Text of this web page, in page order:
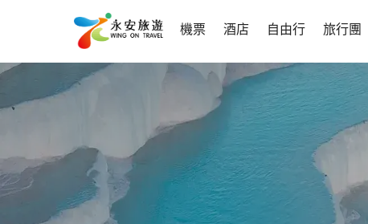
機票 酒店 自由行 旅行團